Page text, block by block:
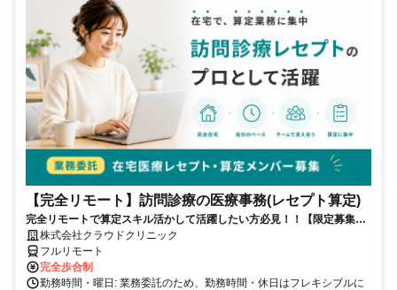
【完全リモート】訪問診療の医療事務(レセプト算定)
完全リモートで算定スキル活かして活躍したい方必見！！【限定募集】
完全リモート｜在宅医療レセプト算定（成果報酬型／業務委託）
株式会社クラウドクリニック
フルリモート
完全歩合制
勤務時間・曜日: 業務委託のため、勤務時間・休日はフレキシブルに